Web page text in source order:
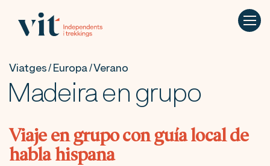
Viatges / Europa / Verano
Madeira en grupo
Viaje en grupo con guía local de
habla hispana